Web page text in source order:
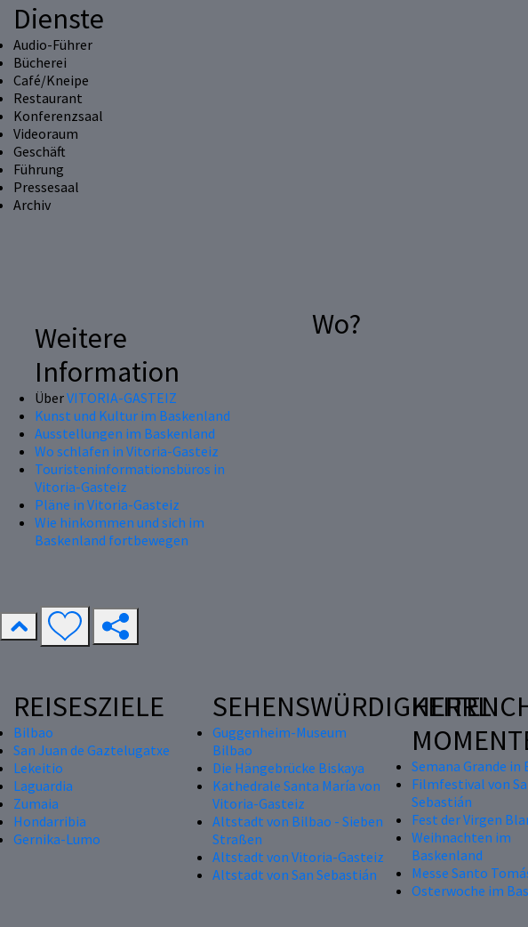
Dienste
Audio-Führer
Bücherei
Café/Kneipe
Restaurant
Konferenzsaal
Videoraum
Geschäft
Führung
Pressesaal
Archiv
Weitere
Information
ÜberVITORIA-GASTEIZ
Kunst und Kultur im Baskenland
Ausstellungen im Baskenland
Wo schlafen in Vitoria-Gasteiz
Touristeninformationsbüros in
Vitoria-Gasteiz
Pläne in Vitoria-Gasteiz
Wie hinkommen und sich im
Baskenland fortbewegen
Wo?
REISESZIELE
Bilbao
San Juan de Gaztelugatxe
Lekeitio
Laguardia
Zumaia
Hondarribia
Gernika-Lumo
SEHENSWÜRDIGKEITEN
Guggenheim-Museum
Bilbao
Die Hängebrücke Biskaya
Kathedrale Santa María von
Vitoria-Gasteiz
Altstadt von Bilbao - Sieben
Straßen
Altstadt von Vitoria-Gasteiz
Altstadt von San Sebastián
Semana Grande in
Filmfestival von
Sebastián
Fest der Virgen
Weihnachten im
Baskenland
Messe Santo
Osterwoche im